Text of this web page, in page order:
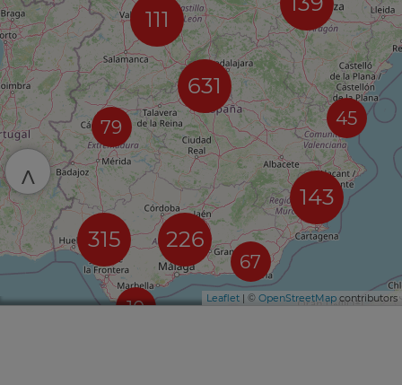
111
79
631
10
226
315
67
45
143
Leaflet | © OpenStreetMap contributors
^